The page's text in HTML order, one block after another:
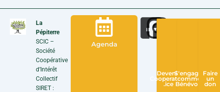
La
Pépiterre
SCIC –
Société
Coopérative
d’Intérêt
Collectif
SIRET :
Agenda
Devenir
Cooperateur
.ice
S'engager
comme
Bénévole
Faire
un
don